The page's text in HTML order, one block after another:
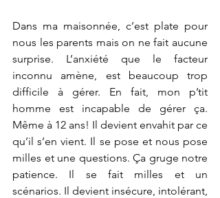
Dans ma maisonnée, c’est plate pour
nous les parents mais on ne fait aucune
surprise. L’anxiété que le facteur
inconnu amène, est beaucoup trop
difficile à gérer. En fait, mon p’tit
homme est incapable de gérer ça.
Même à 12 ans! Il devient envahit par ce
qu’il s’en vient. Il se pose et nous pose
milles et une questions. Ça gruge notre
patience. Il se fait milles et un
scénarios. Il devient insécure, intolérant,